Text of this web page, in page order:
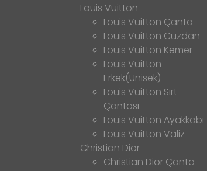
Louis Vuitton
Louis Vuitton Çanta
Louis Vuitton Cüzdan
Louis Vuitton Kemer
Louis Vuitton
Erkek(Unisek)
Louis Vuitton Sırt
Çantası
Louis Vuitton Ayakkabı
Louis Vuitton Valiz
Christian Dior
Christian Dior Çanta